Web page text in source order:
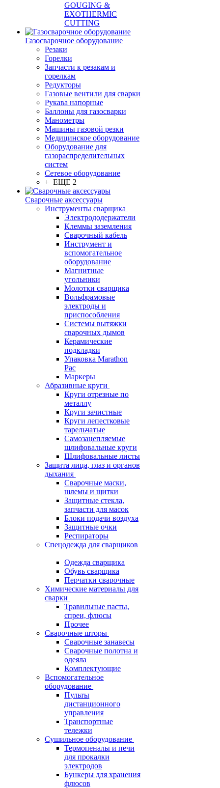
GOUGING &
EXOTHERMIC
CUTTING
Газосварочное оборудование
Резаки
Горелки
Запчасти к резакам и
горелкам
Редукторы
Газовые вентили для сварки
Рукава напорные
Баллоны для газосварки
Манометры
Машины газовой резки
Медицинское оборудование
Оборудование для
газораспределительных
систем
Сетевое оборудование
+ ЕЩЕ 2
Сварочные аксессуары
Инструменты сварщика
Электрододержатели
Клеммы заземления
Сварочный кабель
Инструмент и
вспомогательное
оборудование
Магнитные
угольники
Молотки сварщика
Вольфрамовые
электроды и
приспособления
Системы вытяжки
сварочных дымов
Керамические
подкладки
Упаковка Marathon
Pac
Маркеры
Абразивные круги
Круги отрезные по
металлу
Круги зачистные
Круги лепестковые
тарельчатые
Самозацепляемые
шлифовальные круги
Шлифовальные листы
Защита лица, глаз и органов
дыхания
Сварочные маски,
шлемы и щитки
Защитные стекла,
запчасти для масок
Блоки подачи воздуха
Защитные очки
Респираторы
Спецодежда для сварщиков
Одежда сварщика
Обувь сварщика
Перчатки сварочные
Химические материалы для
сварки
Травильные пасты,
спреи, флюсы
Прочее
Сварочные шторы
Сварочные занавесы
Сварочные полотна и
одеяла
Комплектующие
Вспомогательное
оборудование
Пульты
дистанционного
управления
Транспортные
тележки
Сушильное оборудование
Термопеналы и печи
для прокалки
электродов
Бункеры для хранения
флюсов